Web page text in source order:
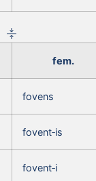
fem.
fovens
fovent‑is
fovent‑i